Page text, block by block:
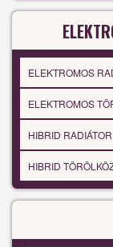
ELEKTROMOS
ELEKTROMOS
HIBRID RADIÁTOR
HIBRID